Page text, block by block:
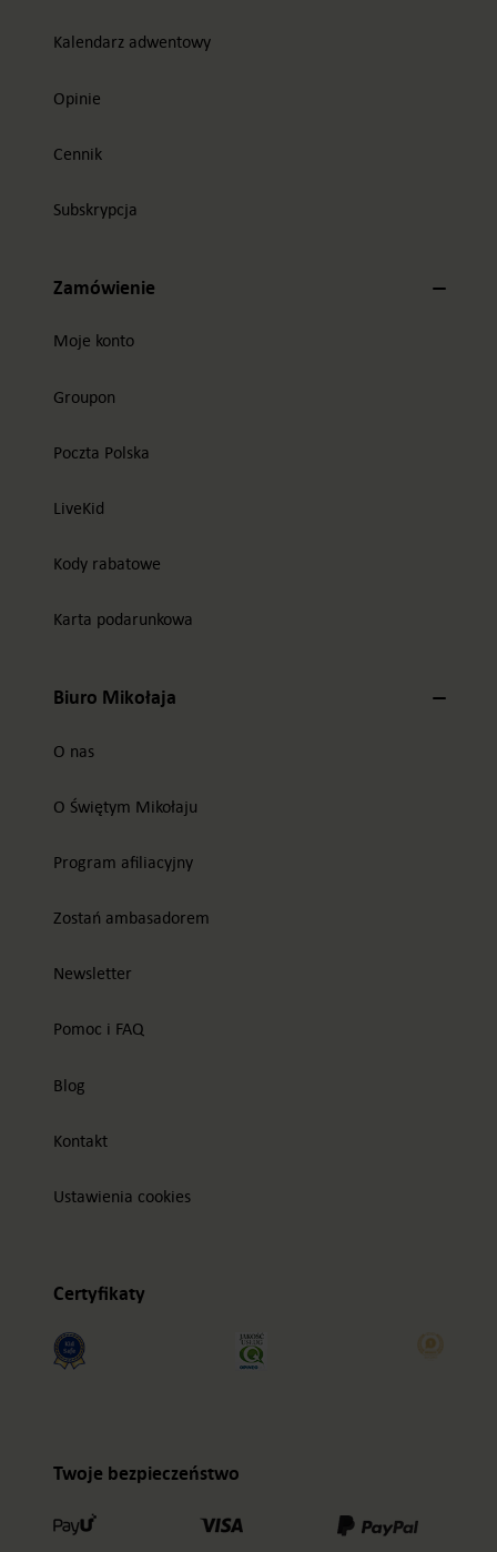
Kalendarz adwentowy
Opinie
Cennik
Subskrypcja
Zamówienie
Moje konto
Groupon
Poczta Polska
LiveKid
Kody rabatowe
Karta podarunkowa
Biuro Mikołaja
O nas
O Świętym Mikołaju
Program afiliacyjny
Zostań ambasadorem
Newsletter
Pomoc i FAQ
Blog
Kontakt
Ustawienia cookies
Certyfikaty
Twoje bezpieczeństwo